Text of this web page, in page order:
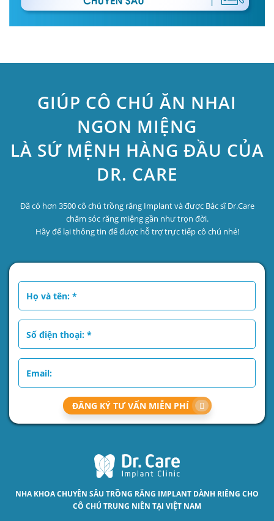
GIÚP CÔ CHÚ ĂN NHAI
NGON MIỆNG
LÀ SỨ MỆNH HÀNG ĐẦU CỦA
DR. CARE
Đã có hơn 3500 cô chú trồng răng Implant và được Bác sĩ Dr.Care
chăm sóc răng miệng gần như trọn đời.
Hãy để lại thông tin để được hỗ trợ trực tiếp cô chú nhé!
ĐĂNG KÝ TƯ VẤN MIỄN PHÍ
NHA KHOA CHUYÊN SÂU TRỒNG RĂNG IMPLANT DÀNH RIÊNG CHO
CÔ CHÚ TRUNG NIÊN TẠI VIỆT NAM